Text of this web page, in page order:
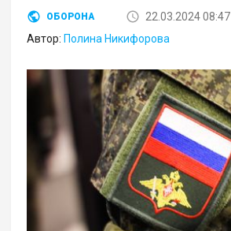
ОБОРОНА
22.03.2024 08:47
Автор: Полина Никифорова